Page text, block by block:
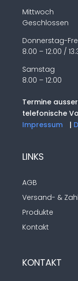
Mittwoch
Geschlossen
Donnerstag-
8.00 – 12:00 /
Samstag
8.00 – 12:00
Termine
telefonische
Impressum
|
LINKS
AGB
Versand- &
Produkte
Kontakt
KONTAKT